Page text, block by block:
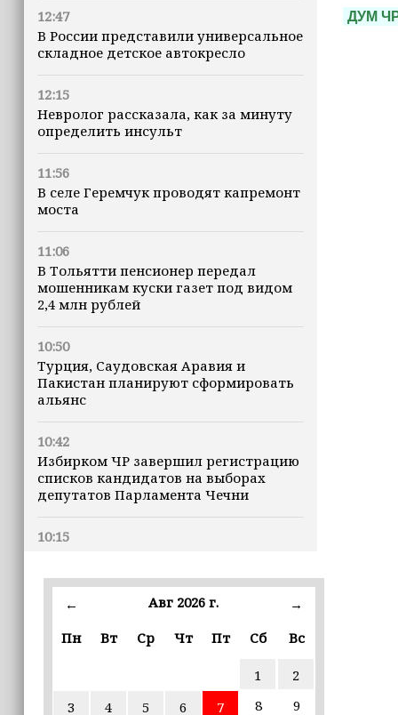
12:47
В России представили универсальное
складное детское автокресло
12:15
Невролог рассказала, как за минуту
определить инсульт
11:56
В селе Геремчук проводят капремонт
моста
11:06
В Тольятти пенсионер передал
мошенникам куски газет под видом
2,4 млн рублей
10:50
Турция, Саудовская Аравия и
Пакистан планируют сформировать
альянс
10:42
Избирком ЧР завершил регистрацию
списков кандидатов на выборах
депутатов Парламента Чечни
10:15
Апты Алаудинов: Потери ВСУ
приближаются к отметке в 2,5
09:52
← Авг 2026 г.
→
Пн
Вт Ср Чт Пт Сб Вс
1
2
3
4 5 6 7 8
9
ДУМ